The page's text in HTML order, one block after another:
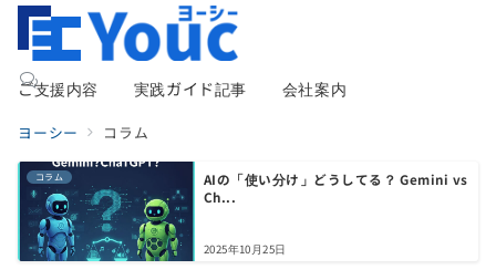
ご支援内容 実践ガイド記事 会社案内
ヨーシー コラム
コラム
AIの「使い分け」どうしてる？ Gemini vs
Ch...
2025年10月25日